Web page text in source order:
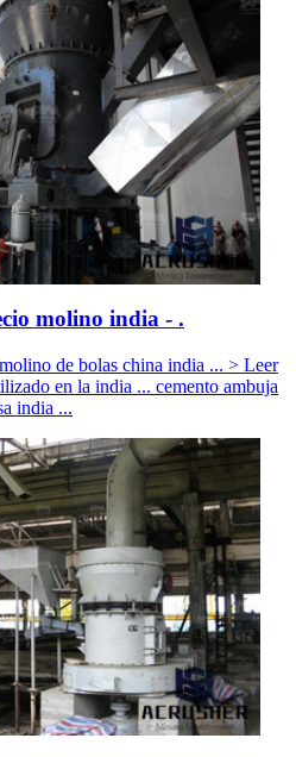
molino india - .
de bolas china india ... > Leer
en la india ... cemento ambuja
india ...